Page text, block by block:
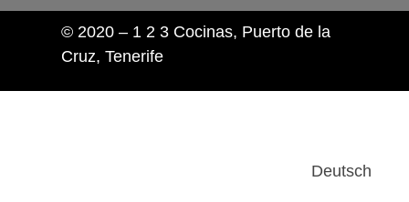
© 2020 – 1 2 3 Cocinas, Puerto de la
Cruz, Tenerife
Deutsch